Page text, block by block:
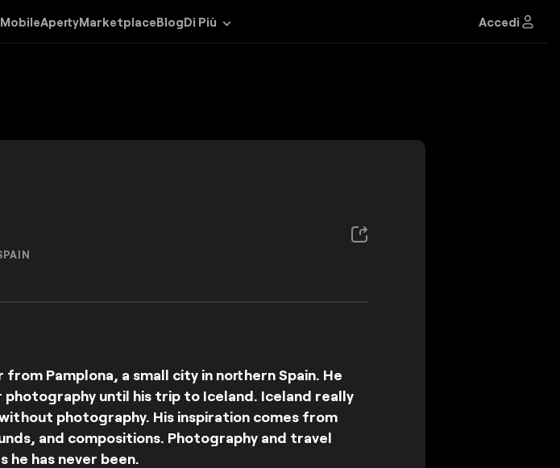
ApertyMarketplaceBlogDi Più Accedi
Pamplona, a small city in northern Spain. He
photography until his trip to Iceland. Iceland really
without photography. His inspiration comes from
and compositions. Photography and travel
he has never been.